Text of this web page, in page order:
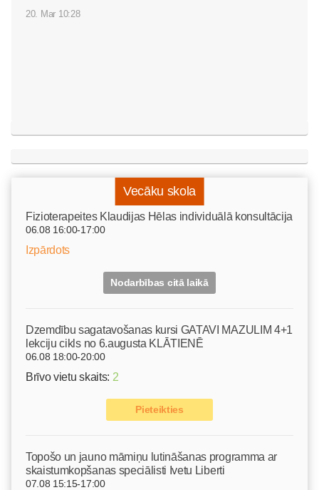
20. Mar 10:28
Vecāku skola
Fizioterapeites Klaudijas Hēlas individuālā konsultācija
06.08 16:00-17:00
Izpārdots
Nodarbības citā laikā
Dzemdību sagatavošanas kursi GATAVI MAZULIM 4+1
lekciju cikls no 6.augusta KLĀTIENĒ
06.08 18:00-20:00
Brīvo vietu skaits: 2
Pieteikties
Topošo un jauno māmiņu lutināšanas programma ar
skaistumkopšanas speciālisti Ivetu Liberti
07.08 15:15-17:00